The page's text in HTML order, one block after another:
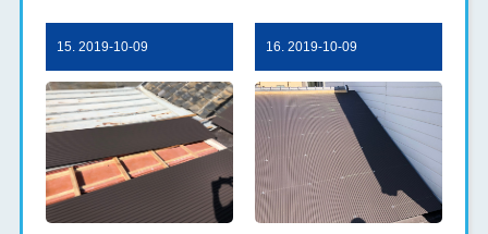
15. 2019-10-09 16. 2019-10-09